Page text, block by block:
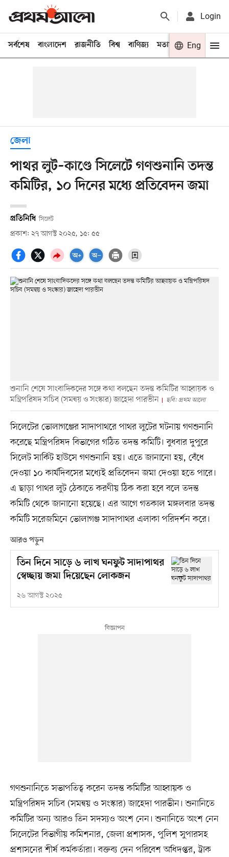
Login
সর্বশেষ বাংলাদেশ রাজনীতি বিশ্ব বাণিজ্য মতামত খেলা
Eng
জেলা
পাথর লুট–কাণ্ডে সিলেটে গণশুনানি তদন্ত
কমিটির, ১০ দিনের মধ্যে প্রতিবেদন জমা
প্রতিনিধি সিলেট
প্রকাশ: ২৭ আগস্ট ২০২৫, ১৫: ৫৫
শুনানি শেষে সাংবাদিকদের সঙ্গে কথা বলছেন তদন্ত কমিটির আহ্বায়ক ও
মন্ত্রিপরিষদ সচিব (সমন্বয় ও সংস্কার) জাহেদা পারভীন
ছবি: প্রথম আলো
সিলেটের ভোলাগঞ্জের সাদাপাথরে পাথর লুটের ঘটনায় গণশুনানি
করেছে মন্ত্রিপরিষদ বিভাগের গঠিত তদন্ত কমিটি। বুধবার দুপুরে
সিলেট সার্কিট হাউসে গণশুনানি হয়। এতে জানানো হয়, বেঁধে
দেওয়া ১০ কার্যদিবসের মধ্যেই প্রতিবেদন জমা দেওয়া হতে পারে।
এ ছাড়া পাথর লুট ঠেকাতে করণীয় ঠিক করা হবে বলে তদন্ত
কমিটি থেকে জানানো হয়েছে। এর আগে গতকাল মঙ্গলবার তদন্ত
কমিটি সরেজমিনে ভোলাগঞ্জ সাদাপাথর এলাকা পরিদর্শন করে।
আরও পড়ুন
তিন দিনে সাড়ে ৬ লাখ ঘনফুট সাদাপাথর
স্বেচ্ছায় জমা দিয়েছেন লোকজন
২৬ আগস্ট ২০২৫
গণশুনানিতে সভাপতিত্ব করেন তদন্ত কমিটির আহ্বায়ক ও
মন্ত্রিপরিষদ সচিব (সমন্বয় ও সংস্কার) জাহেদা পারভীন। শুনানিতে
কমিটির অন্য আরও তিন সদস্যও অংশ নেন। শুনানিতে অংশ নেন
সিলেটের বিভাগীয় কমিশনার, জেলা প্রশাসক, পুলিশ সুপারসহ
প্রশাসনের শীর্ষ কর্মকর্তারা। বক্তব্য দেন পরিবেশ অধিদপ্তর, ট্রাক